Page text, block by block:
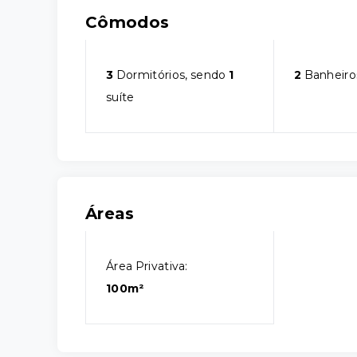
Cômodos
3 Dormitórios, sendo 1
suíte
2
Áreas
Área Privativa:
100m²